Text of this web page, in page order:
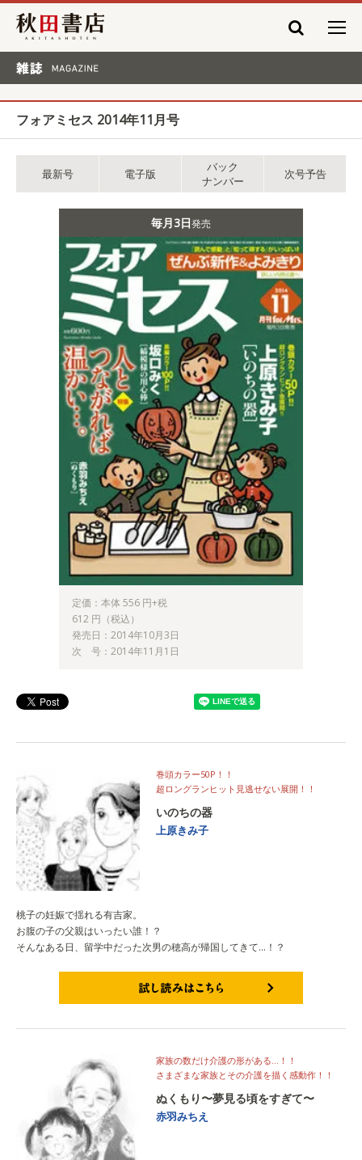
秋田書店
フォアミセス 2014年11月号
最新号 電子版
バック
ナンバー
次号予告
毎月3日発売
定価：本体 556 円+税
612 円（税込）
発売日：2014年10月3日
次 号：2014年11月1日
巻頭カラー50P！！
超ロングランヒット見逃せない展開！！
いのちの器
上原きみ子
桃子の妊娠で揺れる有吉家。
お腹の子の父親はいったい誰！？
そんなある日、留学中だった次男の穂高が帰国してきて…！？
家族の数だけ介護の形がある…！！
さまざまな家族とその介護を描く感動作！！
ぬくもり〜夢見る頃をすぎて〜
赤羽みちえ